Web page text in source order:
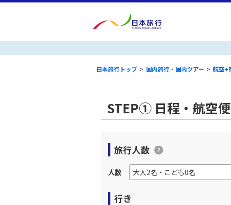
日本旅行トップ > 国内旅行・国内ツアー > 航空+
STEP① 日程・航空
旅行人数
人数
行き